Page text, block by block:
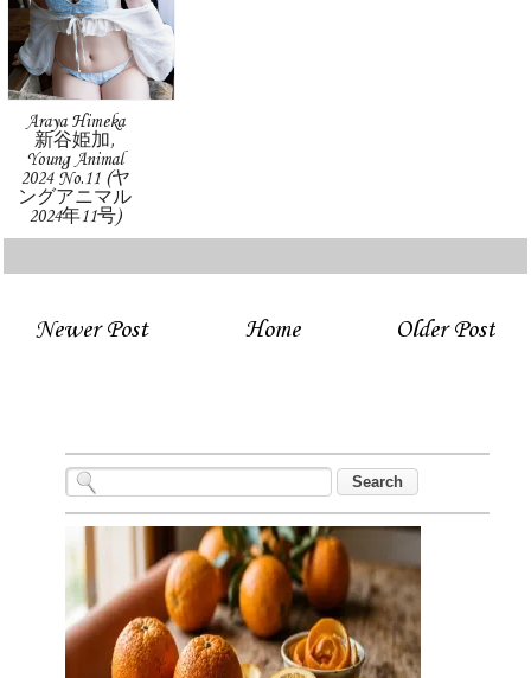
Araya Himeka
新谷姫加,
Young Animal
2024 No.11 (ヤ
ングアニマル
2024年11号)
Newer Post Older Post
Home